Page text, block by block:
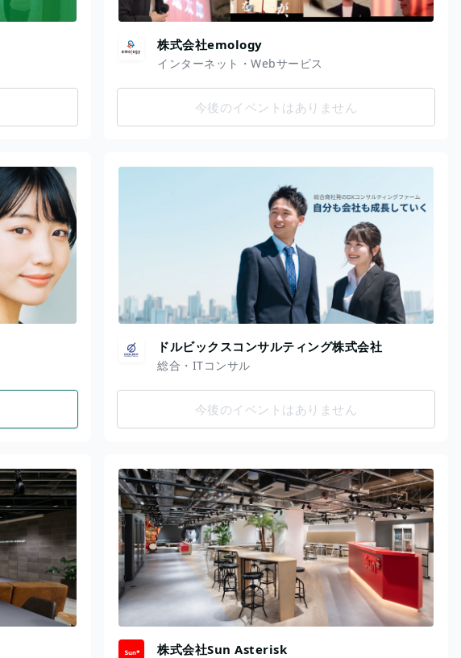
株式会社emology
インターネット・Webサービス
今後のイベントはありません
ドルビックスコンサルティング株式会社
総合・ITコンサル
今後のイベントはありません
株式会社Sun Asterisk